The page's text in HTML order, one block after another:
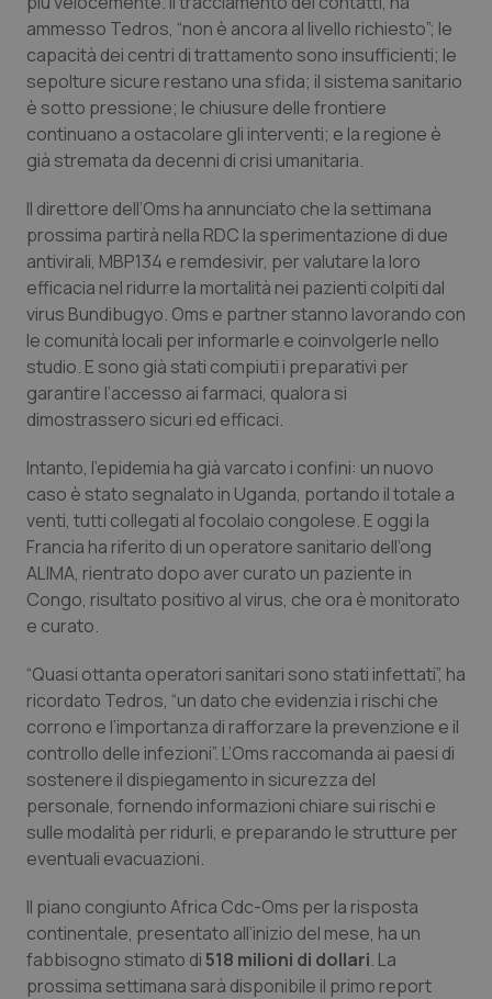
Toscana
Umbria
Valle D’Aosta
Veneto
Obesità
Oftalmologia
Oncodermatologia
Oncoematologia
Oncologia & Nutrizione
Psoriasi & pelle
Quotidiano Cardiologia
Quotidiano Oncologia
Quotidiano Pediatria
Rene & patologie urogenitali
Salute orale & impianti
Sangue & coagulazione
Tiroide
Tumore al seno
Tumore ovarico
Tumori del Polmone & Testa Collo
ammesso Tedros, “non è ancora al livello richiesto”; le
capacità dei centri di trattamento sono insufficienti; le
sepolture sicure restano una sfida; il sistema sanitario
è sotto pressione; le chiusure delle frontiere
continuano a ostacolare gli interventi; e la regione è
già stremata da decenni di crisi umanitaria.
Il direttore dell’Oms ha annunciato che la settimana
prossima partirà nella RDC la sperimentazione di due
antivirali, MBP134 e remdesivir, per valutare la loro
efficacia nel ridurre la mortalità nei pazienti colpiti dal
virus Bundibugyo. Oms e partner stanno lavorando con
le comunità locali per informarle e coinvolgerle nello
studio. E sono già stati compiuti i preparativi per
garantire l’accesso ai farmaci, qualora si
dimostrassero sicuri ed efficaci.
Intanto, l’epidemia ha già varcato i confini: un nuovo
caso è stato segnalato in Uganda, portando il totale a
venti, tutti collegati al focolaio congolese. E oggi la
Francia ha riferito di un operatore sanitario dell’ong
ALIMA, rientrato dopo aver curato un paziente in
Congo, risultato positivo al virus, che ora è monitorato
e curato.
“Quasi ottanta operatori sanitari sono stati infettati”, ha
ricordato Tedros, “un dato che evidenzia i rischi che
corrono e l’importanza di rafforzare la prevenzione e il
controllo delle infezioni”. L’Oms raccomanda ai paesi di
sostenere il dispiegamento in sicurezza del
personale, fornendo informazioni chiare sui rischi e
sulle modalità per ridurli, e preparando le strutture per
eventuali evacuazioni.
Il piano congiunto Africa Cdc-Oms per la risposta
continentale, presentato all’inizio del mese, ha un
fabbisogno stimato di518 milioni di dollari. La
prossima settimana sarà disponibile il primo report